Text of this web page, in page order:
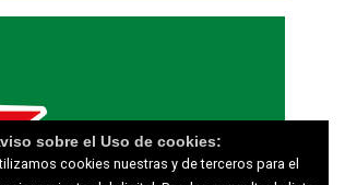
sobre el Uso de cookies:
cookies nuestras y de terceros para el